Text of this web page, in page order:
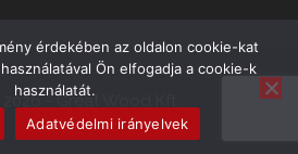
- Great Wood Kft.
érdekében az oldalon cookie-kat
Ön elfogadja a cookie-k
használatát.
Adatvédelmi irányelvek